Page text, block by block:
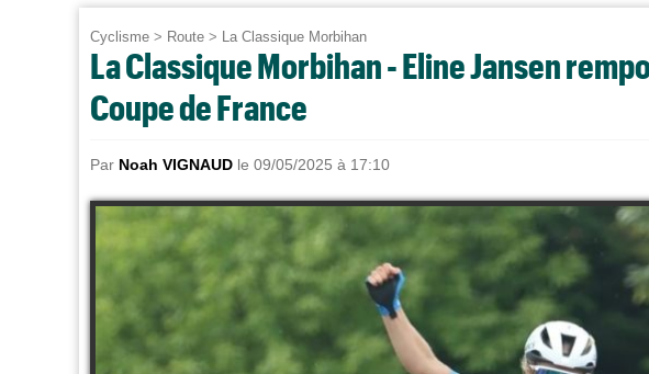
Cyclisme > Route > La Classique Morbihan
La Classique Morbihan - Eline Jansen
Coupe de France
Par Noah VIGNAUD le 09/05/2025 à 17:10